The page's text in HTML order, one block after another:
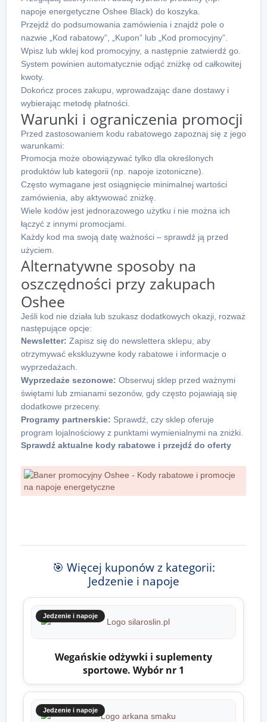
napoje energetyczne Oshee Black) do koszyka.
Przejdź do podsumowania zamówienia i znajdź pole o
nazwie „Kod rabatowy”, „Kupon” lub „Kod promocyjny”.
Wpisz lub wklej kod promocyjny, a następnie zatwierdź go.
System powinien automatycznie odjąć zniżkę od całkowitej
kwoty.
Dokończ proces zakupu, wprowadzając dane dostawy i
wybierając metodę płatności.
Warunki i ograniczenia promocji
Przed zastosowaniem kodu rabatowego zapoznaj się z jego
warunkami:
Promocja może obowiązywać tylko dla określonych
produktów lub kategorii (np. napoje izotoniczne).
Często wymagane jest osiągnięcie minimalnej wartości
zamówienia, aby aktywować zniżkę.
Wiele kodów jest jednorazowego użytku i nie można ich
łączyć z innymi promocjami.
Każdy kod ma swoją datę ważności – sprawdź ją przed
użyciem.
Alternatywne sposoby na
oszczędności przy zakupach
Oshee
Jeśli kod nie działa lub szukasz dodatkowych okazji, rozważ
następujące opcje:
Newsletter: Zapisz się do newslettera sklepu, aby
otrzymywać ekskluzywne kody rabatowe i informacje o
wyprzedażach.
Wyprzedaże sezonowe: Obserwuj sklep przed ważnymi
świętami lub zmianami sezonów, gdy często pojawiają się
dodatkowe przeceny.
Programy partnerskie: Sprawdź, czy sklep oferuje
program lojalnościowy z punktami wymienialnymi na zniżki.
Sprawdź aktualne kody rabatowe i przejdź do oferty
🎯 Więcej kuponów z kategorii:
Jedzenie i napoje
Jedzenie i napoje
Wegańskie odżywki i suplementy
sportowe. Wybór nr 1
Jedzenie i napoje